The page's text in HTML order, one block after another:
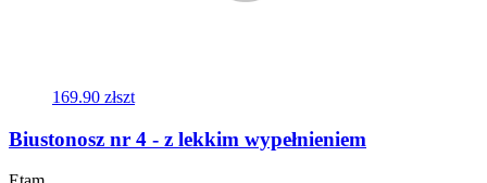
169.90 złszt
Biustonosz nr 4 - z lekkim wypełnieniem